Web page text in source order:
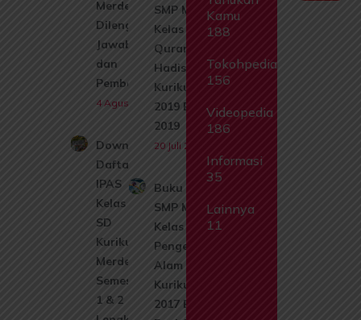
Merdeka
Dilengkapi
Jawaban
dan
Pembahasan
4 Agustus 2026
Download
Daftar Isi
IPAS
Kelas 1
SD
Kurikulum
Merdeka
Semester
1 & 2
SMP Mts
Kelas 8 Al
Quran
Hadis
Kurikulum
2019 Edisi
2019
20 Juli 2026
Buku Siswa
SMP MTs
Kelas 8 Ilmu
Pengetahuan
Alam IPA
Kurikulum
2017 Edisi
Kamu
188
Tokohpedia
156
Videopedia
186
Informasi
35
Lainnya
11